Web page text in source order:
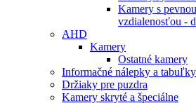
Kamery s
vzdialenosťou -
AHD
Kamery
Ostatné kamery
Informačné nálepky a tabuľky
Držiaky pre puzdra
Kamery skryté a špeciálne